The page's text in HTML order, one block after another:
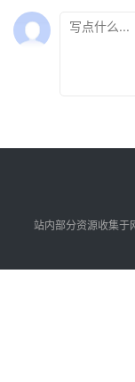
站内部分资源收集于